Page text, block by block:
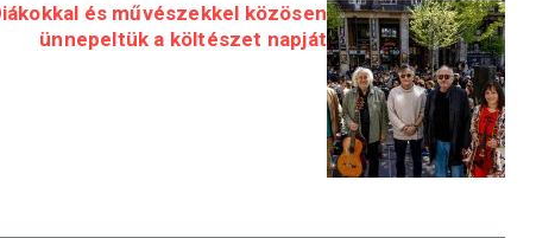
és művészekkel közösen
ünnepeltük a költészet napját